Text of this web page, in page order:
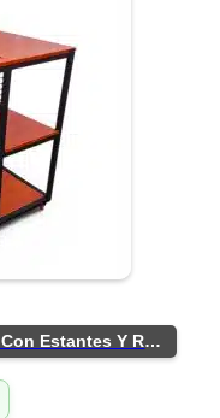
Mueble Para Horno De Empotrar Con Estantes Y Ruedas